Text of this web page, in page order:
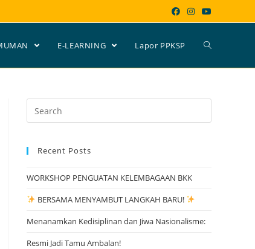
E-LEARNING Lapor PPKSP
Search
for:
Recent Posts
WORKSHOP PENGUATAN KELEMBAGAAN BKK
BERSAMA MENYAMBUT LANGKAH BARU!
Menanamkan Kedisiplinan dan Jiwa Nasionalisme:
Resmi Jadi Tamu Ambalan!